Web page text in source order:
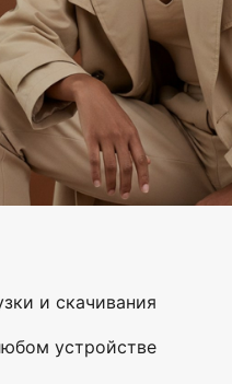
и скачивания
устройстве